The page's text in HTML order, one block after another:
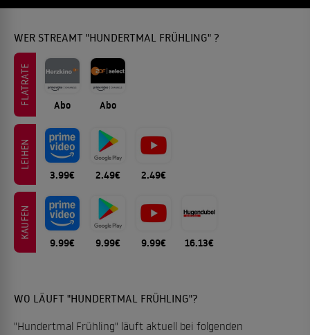
WER STREAMT "HUNDERTMAL FRÜHLING" ?
FLATRATE Abo Abo
LEIHEN
3.99€ 2.49€ 2.49€
KAUFEN
9.99€ 9.99€ 9.99€ 16.13€
WO LÄUFT "HUNDERTMAL FRÜHLING"?
"Hundertmal Frühling" läuft aktuell bei folgenden